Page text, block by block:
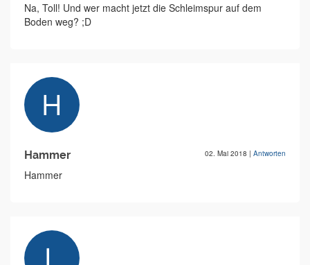
Na, Toll! Und wer macht jetzt die Schleimspur auf dem
Boden weg? ;D
Hammer 02. Mai 2018 | Antworten
Hammer